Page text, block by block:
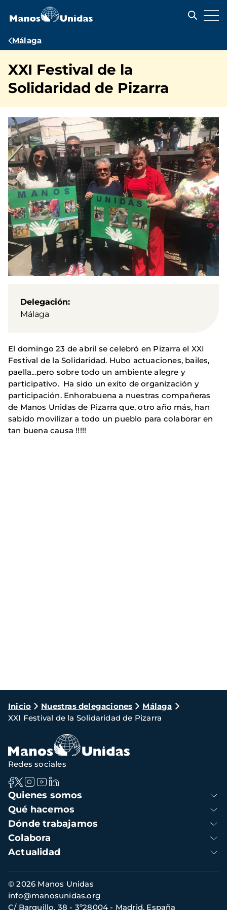
contenido
Ruta
navegación
Málaga
XXI Festival de la
Solidaridad de Pizarra
Delegación
Málaga
El domingo 23 de abril se celebró en Pizarra el XXI
Festival de la Solidaridad. Hubo actuaciones, bailes,
paella...pero sobre todo un ambiente alegre y
participativo. Ha sido un exito de organización y
participación. Enhorabuena a nuestras compañeras
de Manos Unidas de Pizarra que, otro año más, han
sabido movilizar a todo un pueblo para colaborar en
tan buena causa !!!!!
Ruta
de
navegación
Inicio Nuestras delegaciones
Málaga
XXI Festival de la Solidaridad de Pizarra
Navegación
principal
Quienes somos
Qué hacemos
Dónde trabajamos
Colabora
Actualidad
Redes sociales
Información
de
contacto
© 2026 Manos Unidas
C/ Barquillo, 38 - 3º28004 - Madrid, España
info@manosunidas.org